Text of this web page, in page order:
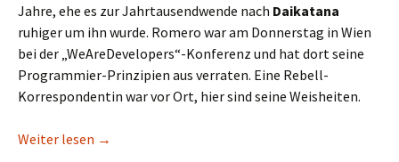
Jahre, ehe es zur Jahrtausendwende nach Daikatana
ruhiger um ihn wurde. Romero war am Donnerstag in Wien
bei der „WeAreDevelopers“-Konferenz und hat dort seine
Programmier-Prinzipien aus verraten. Eine Rebell-
Korrespondentin war vor Ort, hier sind seine Weisheiten.
Weiter lesen John Romero war in Wien: Das sind seine
→